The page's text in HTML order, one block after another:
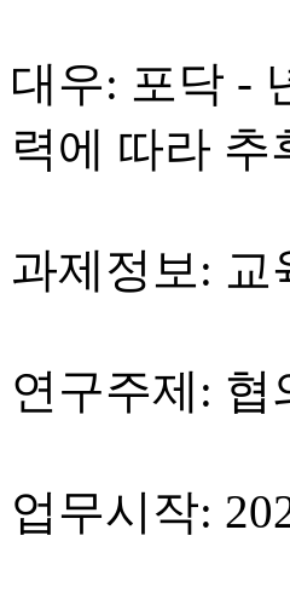
대우: 포닥 -
력에 따라 추
과제정보: 교
연구주제: 협
업무시작: